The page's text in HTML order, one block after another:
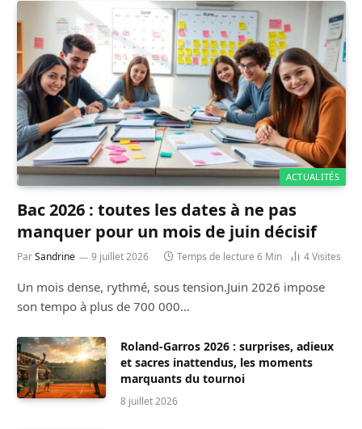
ACTUALITÉS
Bac 2026 : toutes les dates à ne pas
manquer pour un mois de juin décisif
ParSandrine 9 juillet 2026 Temps de lecture 6 Min 4Visites
Un mois dense, rythmé, sous tension.Juin 2026 impose
son tempo à plus de 700 000…
Roland-Garros 2026 : surprises, adieux
et sacres inattendus, les moments
marquants du tournoi
8 juillet 2026